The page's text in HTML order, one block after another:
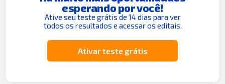
esperando por você!
Ative seu teste grátis de 14 dias para ver
todos os resultados e acessar os editais.
Ativar teste grátis